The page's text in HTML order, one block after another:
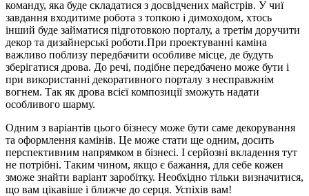
команду, яка буде складатися з досвідчених майстрів. У чиї
завдання входитиме робота з топкою і димоходом, хтось
інший буде займатися підготовкою порталу, а третім доручити
декор та дизайнерські роботи.При проектуванні каміна
важливо поблизу передбачити особливе місце, де будуть
зберігатися дрова. До речі, подібне передбачено може бути і
при використанні декоративного порталу з несправжнім
вогнем. Так як дрова всієї композиції зможуть надати
особливого шарму.
Одним з варіантів цього бізнесу може бути саме декорування
та оформлення камінів. Це може стати ще одним, досить
перспективним напрямком в бізнесі. І серйозні вкладення тут
не потрібні. Таким чином, якщо є бажання, для себе кожен
зможе знайти варіант заробітку. Необхідно тільки визначитися,
що вам цікавіше і ближче до серця. Успіхів вам!